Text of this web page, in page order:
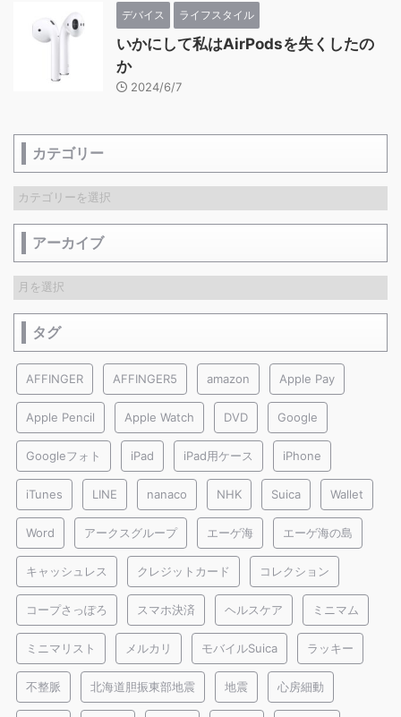
デバイス ライフスタイル
いかにして私はAirPodsを失くしたの
か
2024/6/7
カテゴリー
アーカイブ
タグ
AFFINGER AFFINGER5 amazon Apple Pay
Apple Pencil Apple Watch DVD Google
Googleフォト iPad iPad用ケース iPhone
iTunes LINE nanaco NHK Suica Wallet
Word アークスグループ エーゲ海 エーゲ海の島
キャッシュレス クレジットカード コレクション
コープさっぽろ スマホ決済 ヘルスケア ミニマム
ミニマリスト メルカリ モバイルSuica ラッキー
不整脈 北海道胆振東部地震 地震 心房細動